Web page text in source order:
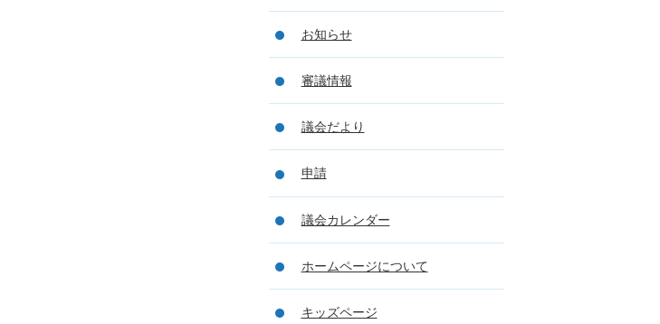
お知らせ
審議情報
議会だより
申請
議会カレンダー
ホームページについて
キッズページ